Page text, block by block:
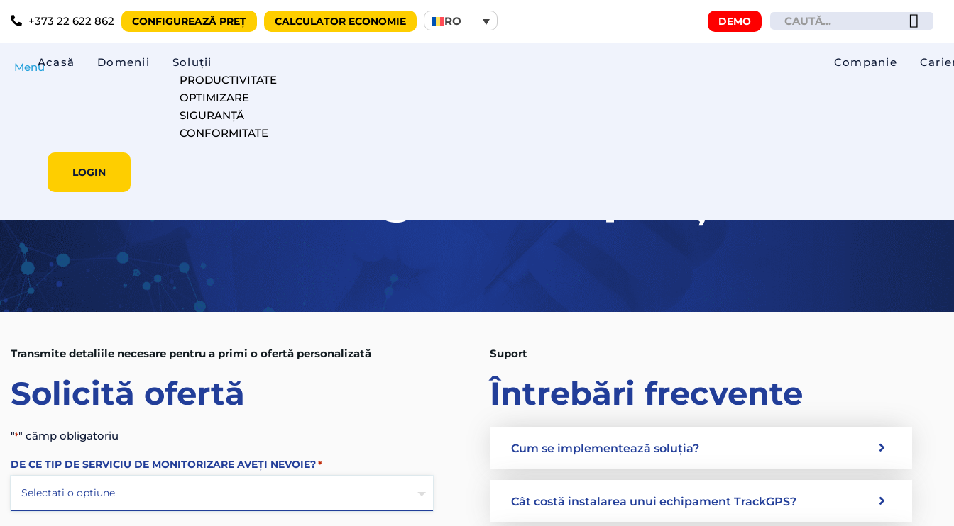
+373 22 622 862 CONFIGUREAZĂ PREȚ CALCULATOR ECONOMIE RO DEMO
MenuAcasă Domenii
Soluții
PRODUCTIVITATE
OPTIMIZARE
SIGURANȚĂ
CONFORMITATE
Companie
LOGIN
Transmite detaliile necesare pentru a primi o ofertă personalizată
Solicită ofertă
"*" câmp obligatoriu
DE CE TIP DE SERVICIU DE MONITORIZARE AVEȚI NEVOIE? *
Suport
Întrebări frecvente
Cum se implementează soluția?
Cât costă instalarea unui echipament TrackGPS?